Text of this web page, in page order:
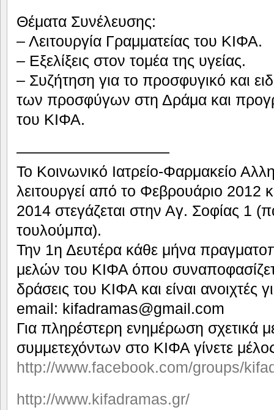
Θέματα Συνέλευσης:
– Λειτουργία Γραμματείας του ΚΙΦΑ.
– Εξελίξεις στον τομέα της υγείας.
– Συζήτηση για το προσφυγικό και
των προσφύγων στη Δράμα και
του ΚΙΦΑ.
——————————
Το Κοινωνικό Ιατρείο-Φαρμακείο
λειτουργεί από το Φεβρουάριο 2012
2014 στεγάζεται στην Αγ. Σοφίας 1
τουλούμπα).
Την 1η Δευτέρα κάθε μήνα
μελών του ΚΙΦΑ όπου
δράσεις του ΚΙΦΑ και είναι ανοιχτές
email: kifadramas@gmail.com
Για πληρέστερη ενημέρωση σχετικά
συμμετεχόντων στο ΚΙΦΑ γίνετε
http://www.facebook.com/groups/
http://www.kifadramas.gr/